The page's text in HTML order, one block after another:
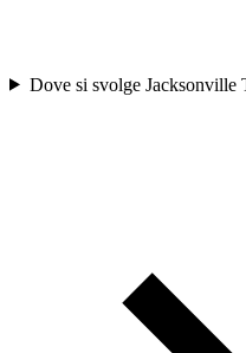
Dove si svolge Jacksonville